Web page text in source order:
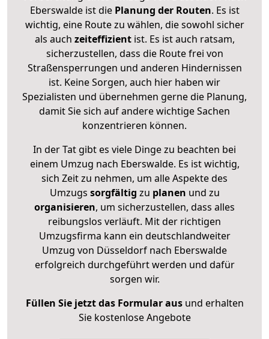
Eberswalde ist diePlanung der Routen. Es ist
wichtig, eine Route zu wählen, die sowohl sicher
als auch zeiteffizientist. Es ist auch ratsam,
sicherzustellen, dass die Route frei von
Straßensperrungen und anderen Hindernissen
ist. Keine Sorgen, auch hier haben wir
Spezialisten und übernehmen gerne die Planung,
damit Sie sich auf andere wichtige Sachen
konzentrieren können.
In der Tat gibt es viele Dinge zu beachten bei
einem Umzug nach Eberswalde. Es ist wichtig,
sich Zeit zu nehmen, um alle Aspekte des
Umzugs sorgfältig zu planen und zu
organisieren, um sicherzustellen, dass alles
reibungslos verläuft. Mit der richtigen
Umzugsfirma kann ein deutschlandweiter
Umzug von Düsseldorf nach Eberswalde
erfolgreich durchgeführt werden und dafür
sorgen wir.
Füllen Sie jetzt das Formular ausund erhalten
Sie kostenlose Angebote